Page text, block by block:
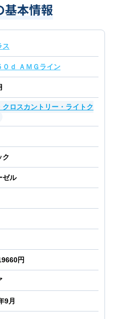
基本情報
ス
０ｄ ＡＭＧライン
クロスカントリー・ライトク
ク
ゼル
円
9月